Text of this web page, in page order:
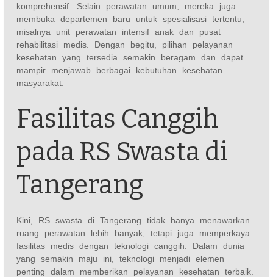
komprehensif. Selain perawatan umum, mereka juga
membuka departemen baru untuk spesialisasi tertentu,
misalnya unit perawatan intensif anak dan pusat
rehabilitasi medis. Dengan begitu, pilihan pelayanan
kesehatan yang tersedia semakin beragam dan dapat
mampir menjawab berbagai kebutuhan kesehatan
masyarakat.
Fasilitas Canggih
pada RS Swasta di
Tangerang
Kini, RS swasta di Tangerang tidak hanya menawarkan
ruang perawatan lebih banyak, tetapi juga memperkaya
fasilitas medis dengan teknologi canggih. Dalam dunia
yang semakin maju ini, teknologi menjadi elemen
penting dalam memberikan pelayanan kesehatan terbaik.